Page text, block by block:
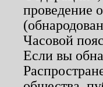
проведение
Часовой
Если вы